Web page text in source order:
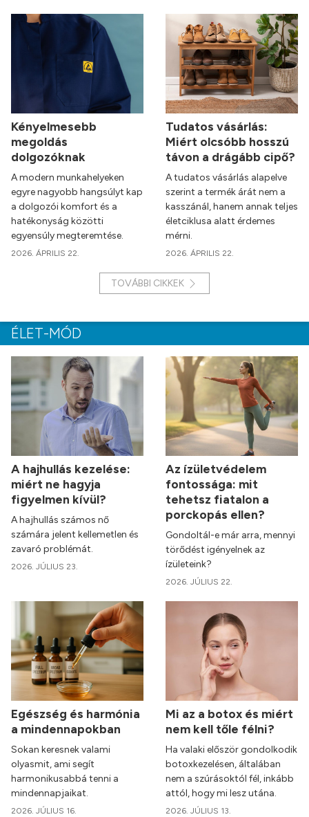
Kényelmesebb
megoldás
dolgozóknak
A modern munkahelyeken
egyre nagyobb hangsúlyt kap
a dolgozói komfort és a
hatékonyság közötti
egyensúly megteremtése.
2026. ÁPRILIS 22.
Tudatos vásárlás:
Miért olcsóbb hosszú
távon a drágább cipő?
A tudatos vásárlás alapelve
szerint a termék árát nem a
kasszánál, hanem annak teljes
életciklusa alatt érdemes
mérni.
2026. ÁPRILIS 22.
TOVÁBBI CIKKEK
ÉLET-MÓD
A hajhullás kezelése:
miért ne hagyja
figyelmen kívül?
A hajhullás számos nő
számára jelent kellemetlen és
zavaró problémát.
2026. JÚLIUS 23.
Az ízületvédelem
fontossága: mit
tehetsz fiatalon a
porckopás ellen?
Gondoltál-e már arra, mennyi
törődést igényelnek az
ízületeink?
2026. JÚLIUS 22.
Egészség és harmónia
a mindennapokban
Sokan keresnek valami
olyasmit, ami segít
harmonikusabbá tenni a
mindennapjaikat.
2026. JÚLIUS 16.
Mi az a botox és miért
nem kell tőle félni?
Ha valaki először gondolkodik
botoxkezelésen, általában
nem a szúrásoktól fél, inkább
attól, hogy mi lesz utána.
2026. JÚLIUS 13.